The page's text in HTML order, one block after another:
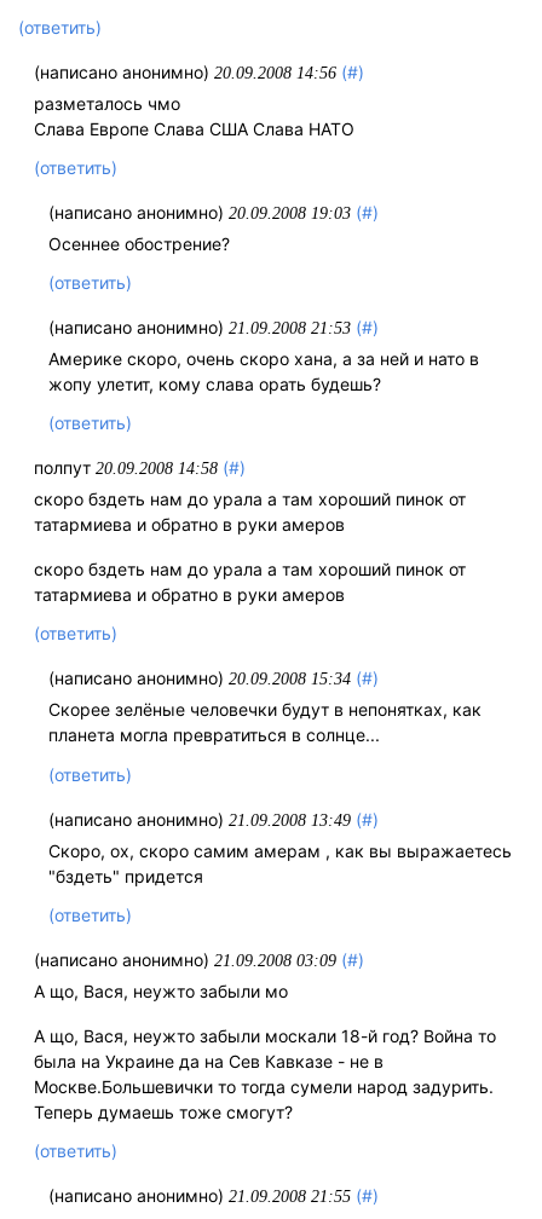
(ответить)
(написано анонимно) 20.09.2008 14:56 (#)
разметалось чмо
Слава Европе Слава США Слава НАТО
(ответить)
(написано анонимно) 20.09.2008 19:03 (#)
Осеннее обострение?
(ответить)
(написано анонимно) 21.09.2008 21:53 (#)
Америке скоро, очень скоро хана, а за ней и нато в
жопу улетит, кому слава орать будешь?
(ответить)
полпут 20.09.2008 14:58 (#)
скоро бздеть нам до урала а там хороший пинок от
татармиева и обратно в руки амеров
скоро бздеть нам до урала а там хороший пинок от
татармиева и обратно в руки амеров
(ответить)
(написано анонимно) 20.09.2008 15:34 (#)
Скорее зелёные человечки будут в непонятках, как
планета могла превратиться в солнце...
(ответить)
(написано анонимно) 21.09.2008 13:49 (#)
Скоро, ох, скоро самим амерам , как вы выражаетесь
"бздеть" придется
(ответить)
(написано анонимно) 21.09.2008 03:09 (#)
А що, Вася, неужто забыли мо
А що, Вася, неужто забыли москали 18-й год? Война то
была на Украине да на Сев Кавказе - не в
Москве.Большевички то тогда сумели народ задурить.
Теперь думаешь тоже смогут?
(ответить)
(написано анонимно) 21.09.2008 21:55 (#)